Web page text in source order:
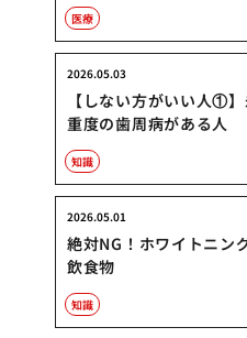
医療
【しない方がいい人①
重度の歯周病がある人
2026.05.03
知識
絶対NG！ホワイトニン
飲食物
2026.05.01
知識